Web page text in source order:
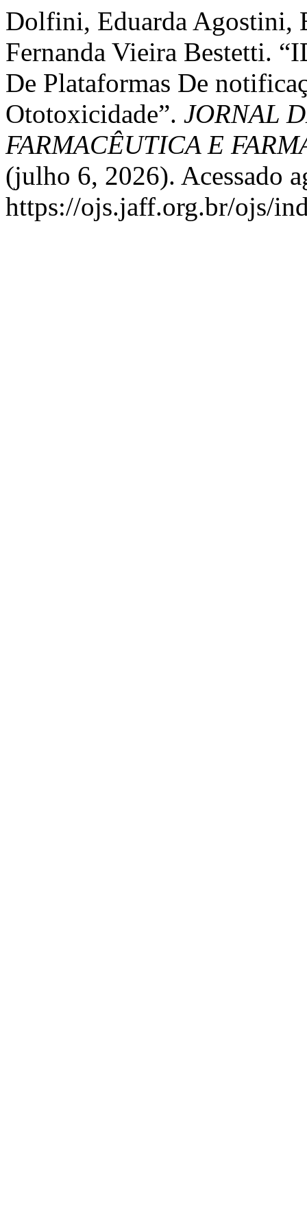
Dolfini, Eduarda Agostini,
Fernanda Vieira Bestetti.
De Plataformas De
Ototoxicidade”. JORNAL
FARMACÊUTICA E
(julho 6, 2026). Acessado
https://ojs.jaff.org.br/ojs/